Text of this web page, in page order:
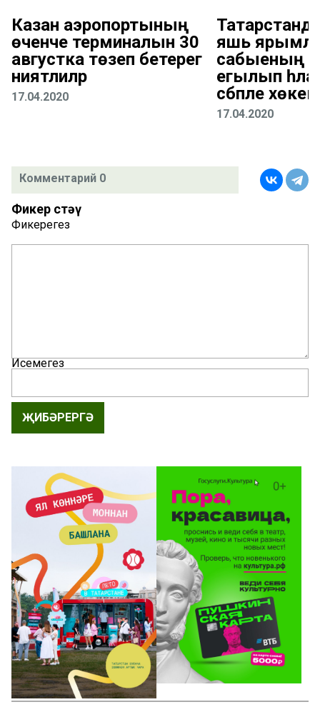
Казан аэропортының
өченче терминалын 30
августка төзеп бетерегә
ниятлиләр
17.04.2020
яшь
сабыеның
егылып
сәбәпле хөкем
17.04.2020
Комментарий 0
Фикер өстәү
Фикерегез
Исемегез
ҖИБӘРЕРГӘ